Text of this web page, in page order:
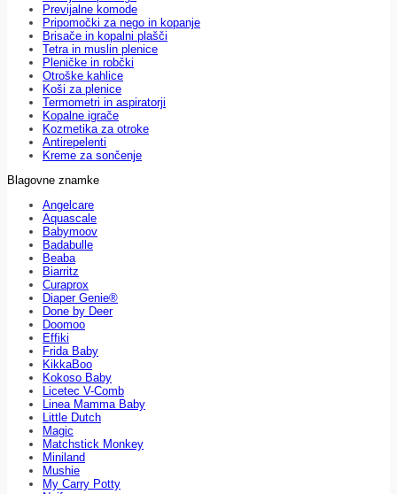
Previjalne komode
Pripomočki za nego in kopanje
Brisače in kopalni plašči
Tetra in muslin plenice
Pleničke in robčki
Otroške kahlice
Koši za plenice
Termometri in aspiratorji
Kopalne igrače
Kozmetika za otroke
Antirepelenti
Kreme za sončenje
Blagovne znamke
Angelcare
Aquascale
Babymoov
Badabulle
Beaba
Biarritz
Curaprox
Diaper Genie®
Done by Deer
Doomoo
Effiki
Frida Baby
KikkaBoo
Kokoso Baby
Licetec V-Comb
Linea Mamma Baby
Little Dutch
Magic
Matchstick Monkey
Miniland
Mushie
My Carry Potty